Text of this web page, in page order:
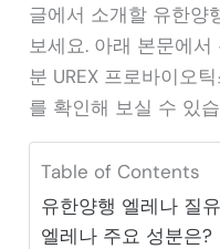
글에서 소개할 유한양
보세요. 아래 본문에
분 UREX 프로바이오
를 확인해 보실 수 있
Table of Contents
유한양행 엘레나 질
엘레나 주요 성분은?